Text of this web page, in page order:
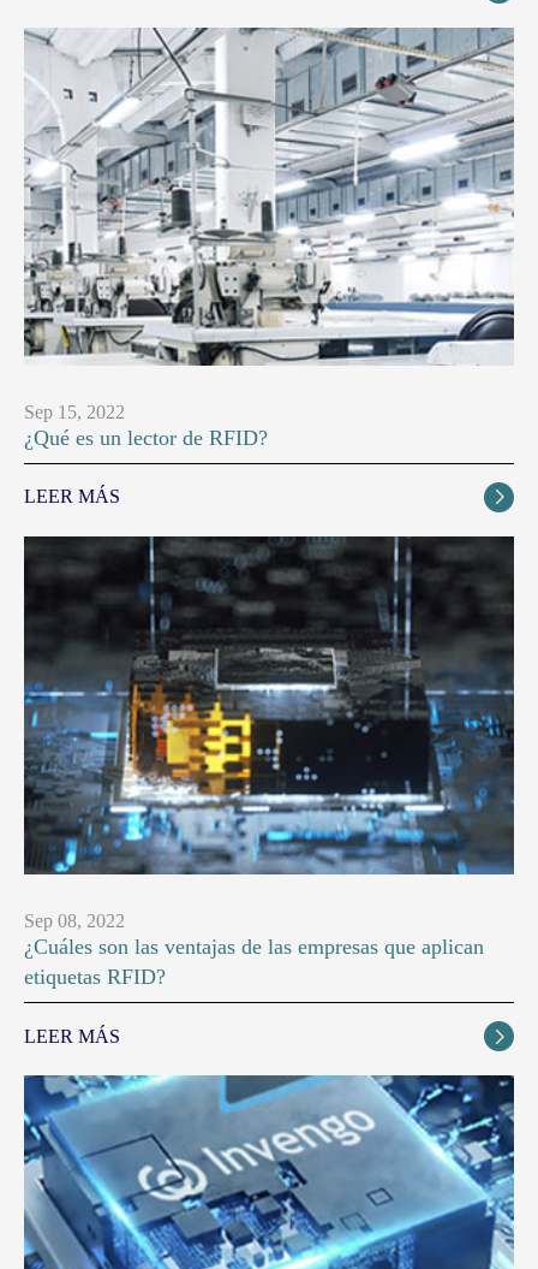
Sep 15, 2022
¿Qué es un lector de RFID?
LEER MÁS 
Sep 08, 2022
¿Cuáles son las ventajas de las empresas que aplican
etiquetas RFID?
LEER MÁS 